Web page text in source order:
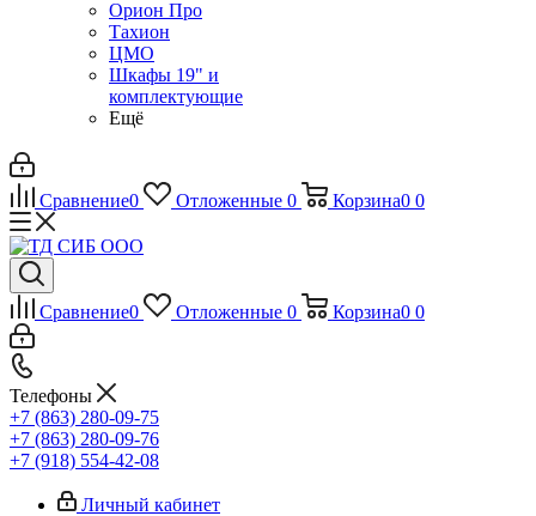
Орион Про
Тахион
ЦМО
Шкафы 19" и
комплектующие
Ещё
Сравнение0 Отложенные 0 Корзина0 0
Сравнение0 Отложенные 0 Корзина0 0
Телефоны
+7 (863) 280-09-75
+7 (863) 280-09-76
+7 (918) 554-42-08
Личный кабинет